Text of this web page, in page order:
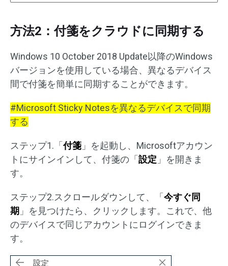
方法2：付箋をクラウドに同期する
Windows 10 October 2018 Update以降のWindows
バージョンを使用している場合、異なるデバイス
間で付箋を簡単に同期することができます。
#Microsoft Sticky Notesを異なるデバイスで同期
する
ステップ1.「付箋 」を起動し、Microsoftアカウン
トにサインインして、付箋の「 設定 」を開きま
す。
ステップ2.スクロールダウンして、「 今すぐ同
期 」を見つけたら、クリックします。これで、他
のデバイスで同じアカウントにログインできま
す。